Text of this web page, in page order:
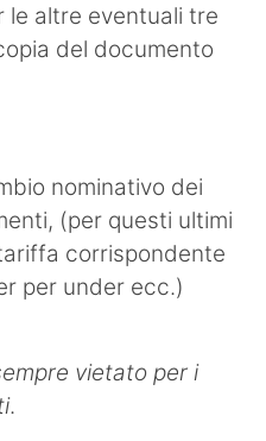
le altre eventuali tre
del documento
nominativo dei
(per questi ultimi
corrispondente
per under ecc.)
vietato per i
.